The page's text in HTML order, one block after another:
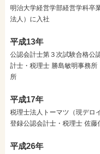
明治大学経営学部経営学科卒
法人）に入社
平成13年
公認会計士第３次試験合格公
計士・税理士 勝島敏明事務所
所
平成17年
税理士法人トーマツ（現デロ
登録公認会計士・税理士 佐藤
平成26年